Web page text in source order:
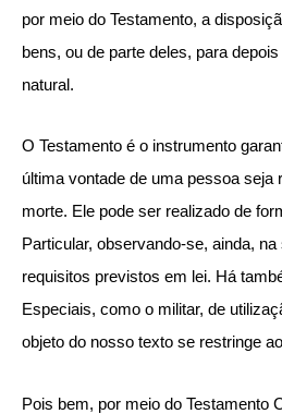
por meio do Testamento, a
bens, ou de parte deles, para
natural.
O Testamento é o instrumento
última vontade de uma pessoa seja
morte. Ele pode ser realizado de
Particular, observando-se, ainda,
requisitos previstos em lei. Há
Especiais, como o militar, de
objeto do nosso texto se restringe
Pois bem, por meio do Testamento